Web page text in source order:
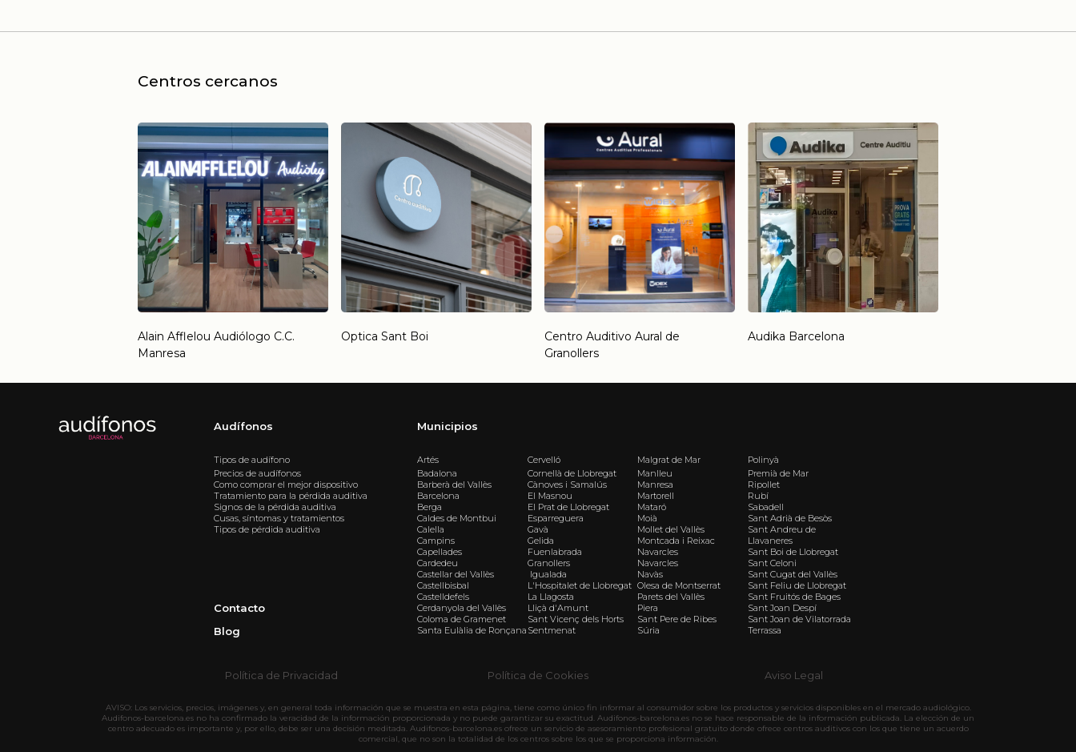
Centros cercanos
Alain Afflelou Audiólogo C.C.
Manresa
Optica Sant Boi
Centro Auditivo Aural de
Granollers
Audika Barcelona
Audífonos
Tipos de audífono
Precios de audífonos
Como comprar el mejor dispositivo
Tratamiento para la pérdida auditiva
Signos de la pérdida auditiva
Cusas, síntomas y tratamientos
Tipos de pérdida auditiva
Contacto
Blog
Municipios
Artés
Badalona
Barberà del Vallès
Barcelona
Berga
Caldes de Montbui
Calella
Campins
Capellades
Cardedeu
Castellar del Vallès
Castellbisbal
Castelldefels
Cerdanyola del Vallès
Coloma de Gramenet
Santa Eulàlia de Ronçana
Cervelló
Cornellà de Llobregat
Cànoves i Samalús
El Masnou
El Prat de Llobregat
Esparreguera
Gavà
Gelida
Fuenlabrada
Granollers
Igualada
L'Hospitalet de Llobregat
La Llagosta
Lliçà d'Amunt
Sant Vicenç dels Horts
Sentmenat
Malgrat de Mar
Manlleu
Manresa
Martorell
Mataró
Moià
Mollet del Vallès
Montcada i Reixac
Navarcles
Navarcles
Navàs
Olesa de Montserrat
Parets del Vallès
Piera
Sant Pere de Ribes
Súria
Polinyà
Premià de Mar
Ripollet
Rubí
Sabadell
Sant Adrià de Besòs
Sant Andreu de
Llavaneres
Sant Boi de Llobregat
Sant Celoni
Sant Cugat del Vallès
Sant Feliu de Llobregat
Sant Fruitós de Bages
Sant Joan Despí
Sant Joan de Vilatorrada
Terrassa
Política de Privacidad Política de Cookies Aviso Legal
AVISO: Los servicios, precios, imágenes y, en general toda información que se muestra en esta página, tiene como único fin informar al consumidor sobre los productos y servicios disponibles en el mercado audiológico.
Audifonos-barcelona.es no ha confirmado la veracidad de la información proporcionada y no puede garantizar su exactitud. Audifonos-barcelona.es no se hace responsable de la información publicada. La elección de un
centro adecuado es importante y, por ello, debe ser una decisión meditada. Audifonos-barcelona.es ofrece un servicio de asesoramiento profesional gratuito donde ofrece centros auditivos con los que tiene un acuerdo
comercial, que no son la totalidad de los centros sobre los que se proporciona información.